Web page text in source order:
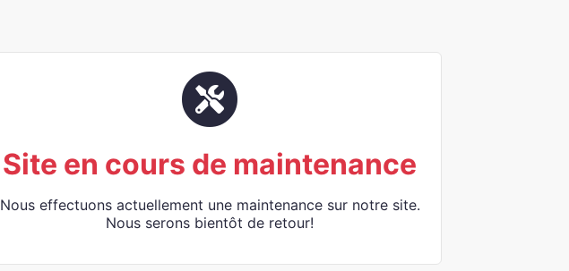
Site en cours de maintenance
Nous effectuons actuellement une maintenance sur notre site.
Nous serons bientôt de retour!